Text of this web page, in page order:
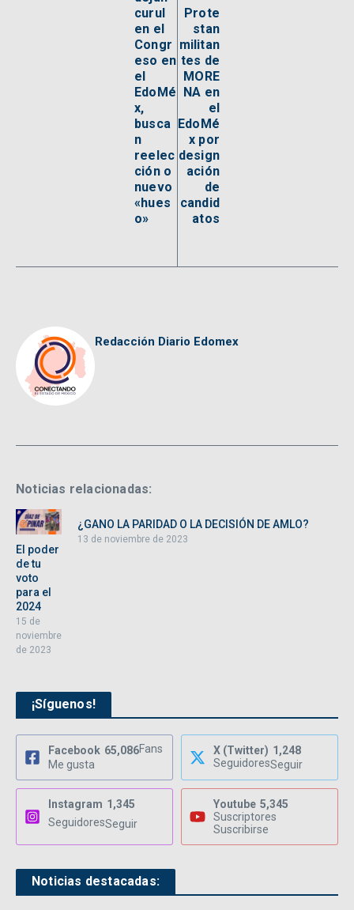
curul
en el
Congr
eso en
el
EdoMé
x,
busca
n
reelec
ción o
nuevo
«hues
o»
Prote
stan
militan
tes de
MORE
NA en
el
EdoMé
x por
design
ación
de
candid
atos
Redacción Diario Edomex
Noticias relacionadas:
El poder
de tu
voto
para el
2024
15 de
noviembre
de 2023
¿GANO LA PARIDAD O LA DECISIÓN DE AMLO?
13 de noviembre de 2023
¡Síguenos!
Facebook 65,086Fans
Me gusta
X (Twitter) 1,248
SeguidoresSeguir
Instagram 1,345
SeguidoresSeguir
Youtube 5,345
Suscriptores
Suscribirse
Noticias destacadas: